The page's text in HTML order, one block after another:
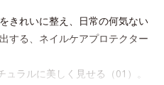
きれいに整え、日常の何気ない
する、ネイルケアプロテクター
ラルに美しく見せる（01）。